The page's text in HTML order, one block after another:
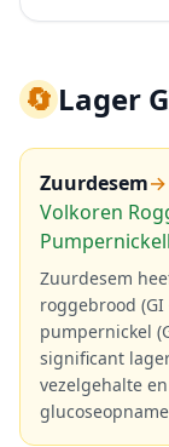
🔄Lager
Zuurdesem→
Volkoren
Zuurdesem
roggebrood (GI
pumpernickel
significant
vezelgehalte